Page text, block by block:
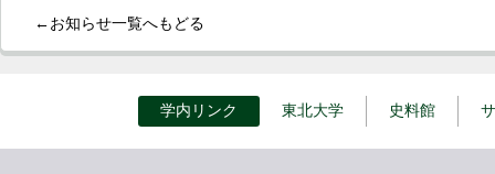
←お知らせ一覧へもどる
学内リンク 東北大学 史料館